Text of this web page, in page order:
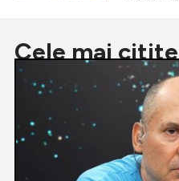
Cele mai citite